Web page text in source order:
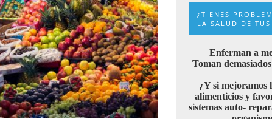
¿TIENES
LA SALUD DE TUS
Enferman a
Toman
¿Y si mejoramos
alimenticios y
sistemas auto-